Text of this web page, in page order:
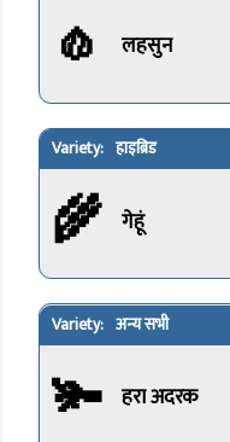
🧄 लहसुन
हाइब्रिड
🌾 गेहूं
अन्य सभी
🫚 हरा अदरक